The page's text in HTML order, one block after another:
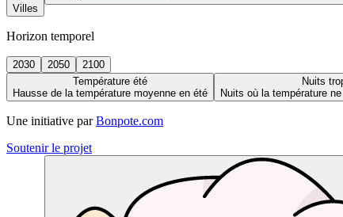
Villes
Horizon temporel
2030 2050
2100
Température été
Hausse de la température moyenne en été
Nuits
Nuits où la température
Une initiative par Bonpote.com
Soutenir le projet